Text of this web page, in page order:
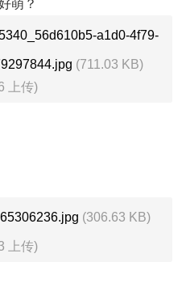
萌？
a1d0-4f79-
(711.03 KB)
上传)
(306.63 KB)
上传)